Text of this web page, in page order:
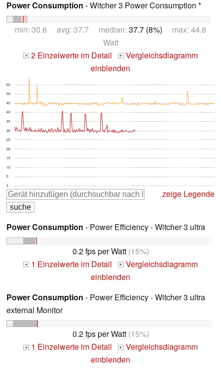
Power Consumption - Witcher 3 Power Consumption *
min: 30.6 avg: 37.7 median: 37.7 (8%) max: 44.8
Watt
+ 2 Einzelwerte im Detail + Vergleichsdiagramm
einblenden
0
5
10
15
20
25
30
35
40
45
50
55
zeige Legende
Power Consumption - Power Efficiency - Witcher 3 ultra
0.2 fps per Watt(15%)
+ 1 Einzelwerte im Detail + Vergleichsdiagramm
einblenden
Power Consumption - Power Efficiency - Witcher 3 ultra
external Monitor
0.2 fps per Watt(15%)
+ 1 Einzelwerte im Detail + Vergleichsdiagramm
einblenden